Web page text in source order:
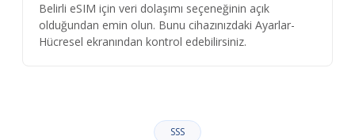
Belirli eSIM için veri dolaşımı seçeneğinin açık
olduğundan emin olun. Bunu cihazınızdaki Ayarlar-
Hücresel ekranından kontrol edebilirsiniz.
SSS